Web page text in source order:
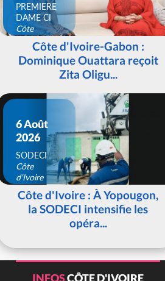
PREMIERE
DAME CI
Côte
d'IvoireCôte d'Ivoire-Gabon :
Dominique Ouattara reçoit
Zita Oligu...
6 Août
2026
SODECI
Côte
d'Ivoire
Côte d'Ivoire : À Yopougon,
la SODECI intensifie les
opéra...
INFOSCÔTE D'IVOIRE